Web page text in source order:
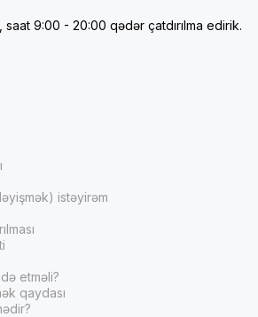
9:00 - 20:00 qədər çatdırılma edirik.
istəyirəm
etməli?
qaydası